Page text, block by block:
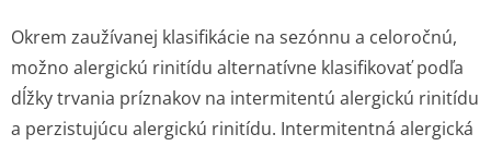
Okrem zaužívanej klasifikácie na sezónnu a celoročnú,
možno alergickú rinitídu alternatívne klasifikovať podľa
dĺžky trvania príznakov na intermitentú alergickú rinitídu
a perzistujúcu alergickú rinitídu. Intermitentná alergická